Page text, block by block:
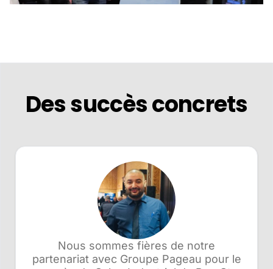
Des succès concrets
Nous sommes fières de notre
partenariat avec Groupe Pageau pour le